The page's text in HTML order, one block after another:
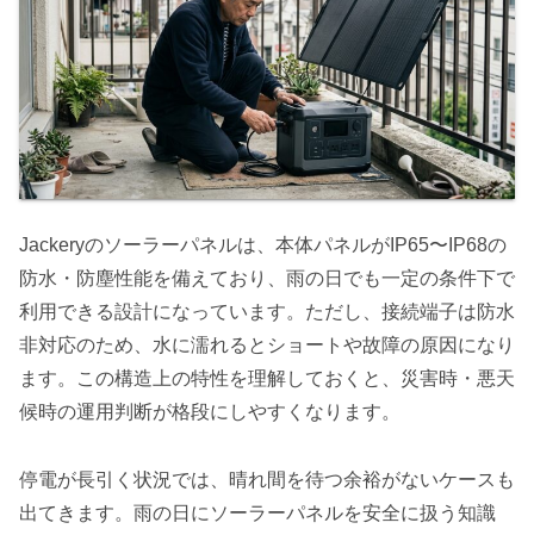
Jackeryのソーラーパネルは、本体パネルがIP65〜IP68の
防水・防塵性能を備えており、雨の日でも一定の条件下で
利用できる設計になっています。ただし、接続端子は防水
非対応のため、水に濡れるとショートや故障の原因になり
ます。この構造上の特性を理解しておくと、災害時・悪天
候時の運用判断が格段にしやすくなります。
停電が長引く状況では、晴れ間を待つ余裕がないケースも
出てきます。雨の日にソーラーパネルを安全に扱う知識